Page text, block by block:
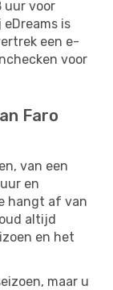
uur voor
is
een e-
voor
Faro
van een
en
hangt af van
altijd
en het
maar u